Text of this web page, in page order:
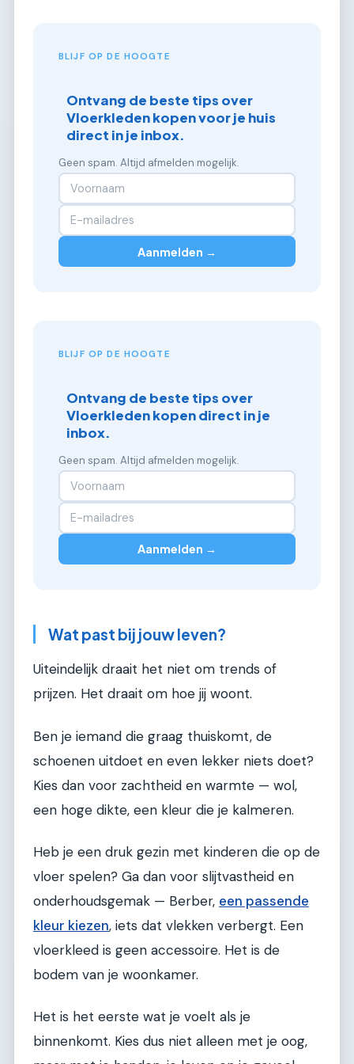
BLIJF OP DE HOOGTE
Ontvang de beste tips over
Vloerkleden kopen voor je huis
direct in je inbox.
Geen spam. Altijd afmelden mogelijk.
Aanmelden →
BLIJF OP DE HOOGTE
Ontvang de beste tips over
Vloerkleden kopen direct in je
inbox.
Geen spam. Altijd afmelden mogelijk.
Aanmelden →
Wat past bij jouw leven?
Uiteindelijk draait het niet om trends of
prijzen. Het draait om hoe jij woont.
Ben je iemand die graag thuiskomt, de
schoenen uitdoet en even lekker niets doet?
Kies dan voor zachtheid en warmte — wol,
een hoge dikte, een kleur die je kalmeren.
Heb je een druk gezin met kinderen die op de
vloer spelen? Ga dan voor slijtvastheid en
onderhoudsgemak — Berber, een passende
kleur kiezen, iets dat vlekken verbergt. Een
vloerkleed is geen accessoire. Het is de
bodem van je woonkamer.
Het is het eerste wat je voelt als je
binnenkomt. Kies dus niet alleen met je oog,